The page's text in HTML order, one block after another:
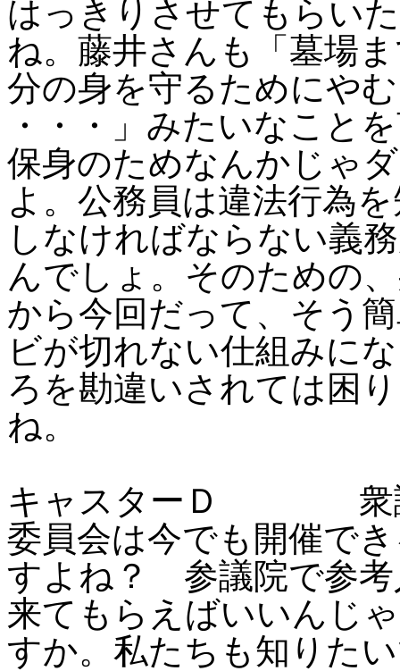
はっきりさせてもらい
ね。藤井さんも「墓場
分の身を守るためにや
・・・」みたいなこと
保身のためなんかじゃ
よ。公務員は違法行為
しなければならない義
んでしょ。そのための
から今回だって、そう
ビが切れない仕組みに
ろを勘違いされては困
ね。
キャスターＤ 衆議
委員会は今でも開催で
すよね？ 参議院で参考
来てもらえばいいんじ
すか。私たちも知りた